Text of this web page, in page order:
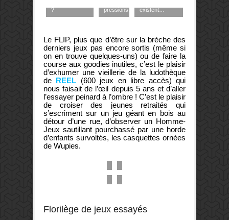
?
pressions…
existent…
Le FLIP, plus que d’être sur la brèche des
derniers jeux pas encore sortis (même si
on en trouve quelques-uns) ou de faire la
course aux goodies inutiles, c’est le plaisir
d’exhumer une vieillerie de la ludothèque
de REEL (600 jeux en libre accès) qui
nous faisait de l’œil depuis 5 ans et d’aller
l’essayer peinard à l’ombre ! C’est le plaisir
de croiser des jeunes retraités qui
s’escriment sur un jeu géant en bois au
détour d’une rue, d’observer un Homme-
Jeux sautillant pourchassé par une horde
d’enfants survoltés, les casquettes ornées
de Wupies.
Attention
distribution
de
Wupies
imminente…
mais
Il
y
a
tellement
pas
essayés…
Florilège de jeux essayés